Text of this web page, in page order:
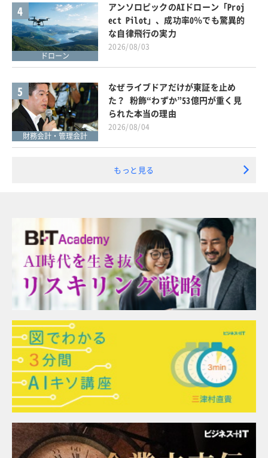
4
ドローン
アンソロピックのAIドローン「Proj
ect Pilot」、成功率0％でも驚異的
な自律飛行の実力
2026/08/03
5
財務会計・管理会計
なぜライブドアだけが東証を止め
た？ 粉飾“わずか”53億円が重く見
られた本当の理由
2026/08/04
もっと見る